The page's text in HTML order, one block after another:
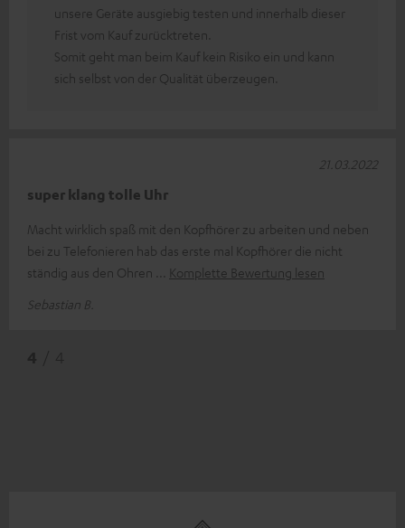
unsere Geräte ausgiebig testen und innerhalb dieser
Frist vom Kauf zurücktreten.
Somit geht man beim Kauf kein Risiko ein und kann
sich selbst von der Qualität überzeugen.
super klang tolle Uhr
Macht wirklich spaß mit den Kopfhörer zu arbeiten und neben
bei zu Telefonieren hab das erste mal Kopfhörer die nicht
ständig aus den Ohren
Komplette Bewertung lesen
Sebastian B.
21.03.2022